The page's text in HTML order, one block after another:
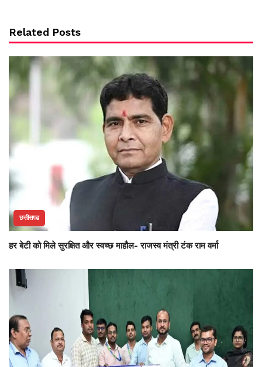
Related Posts
छत्तीसगढ
हर बेटी को मिले सुरक्षित और स्वच्छ माहौल- राजस्व मंत्री टंक राम वर्मा